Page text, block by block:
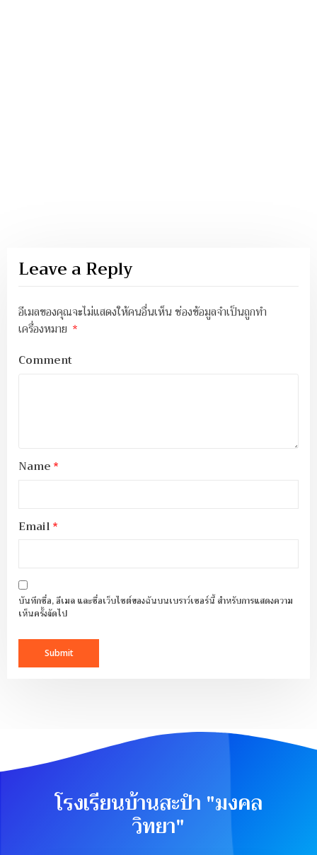
Leave a Reply
อีเมลของคุณจะไม่แสดงให้คนอื่นเห็น ช่องข้อมูลจำเป็นถูกทำ
เครื่องหมาย *
Comment
Name*
Email*
บันทึกชื่อ, อีเมล และชื่อเว็บไซต์ของฉันบนเบราว์เซอร์นี้ สำหรับการแสดงความ
เห็นครั้งถัดไป
โรงเรียนบ้านสะปำ "มงคล
วิทยา"